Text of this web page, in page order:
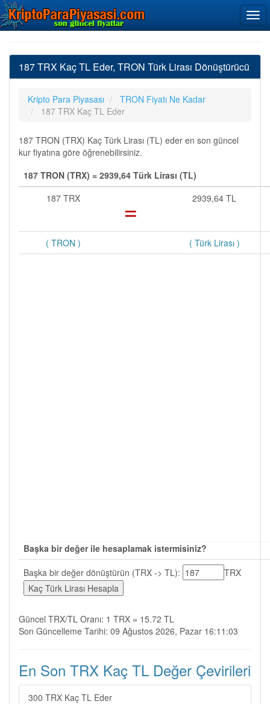
187 TRX Kaç TL Eder, TRON Türk Lirası Dönüştürücü
Kripto Para Piyasası
TRON Fiyatı Ne Kadar
187 TRX Kaç TL Eder
187 TRON (TRX) Kaç Türk Lirası (TL) eder en son güncel
kur fiyatına göre öğrenebilirsiniz.
187 TRON (TRX) = 2939,64 Türk Lirası (TL)
187 TRX
= 2939,64 TL
( TRON ) ( Türk Lirası )
Başka bir değer ile hesaplamak istermisiniz?
Başka bir değer dönüştürün (TRX -> TL):
TRX
Güncel TRX/TL Oranı: 1 TRX = 15.72 TL
Son Güncelleme Tarihi: 09 Ağustos 2026, Pazar 16:11:03
En Son TRX Kaç TL Değer Çevirileri
300 TRX Kaç TL Eder